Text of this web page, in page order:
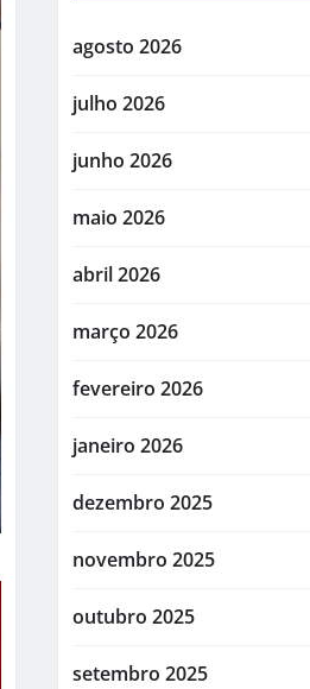
agosto 2026
julho 2026
junho 2026
maio 2026
abril 2026
março 2026
fevereiro 2026
janeiro 2026
dezembro 2025
novembro 2025
outubro 2025
setembro 2025